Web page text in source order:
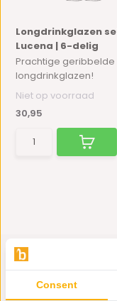
Longdrinkglazen
Lucena | 6-delig
Prachtige geribbelde
longdrinkglazen!
Niet op voorraad
30,95
Consent